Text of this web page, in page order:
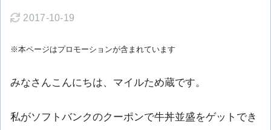
2017-10-19
※本ページはプロモーションが含まれています
みなさんこんにちは、マイルため蔵です。
私がソフトバンクのクーポンで牛丼並盛をゲットでき